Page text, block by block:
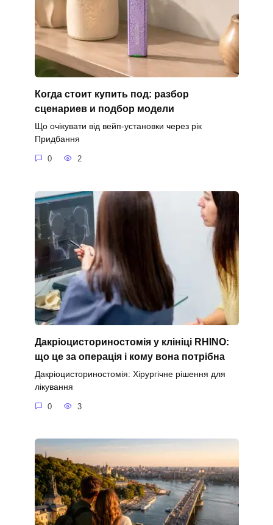
Когда стоит купить под: разбор
сценариев и подбор модели
Що очікувати від вейп-установки через рік
Придбання
0 2
Дакріоцисториностомія у клініці RHINO:
що це за операція і кому вона потрібна
Дакріоцисториностомія: Хірургічне рішення для
лікування
0 3